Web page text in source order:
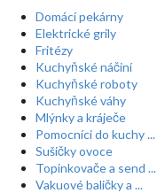
Domácí pekárny
Elektrické grily
Fritézy
Kuchyňské náčiní
Kuchyňské roboty
Kuchyňské váhy
Mlýnky a kráječe
Pomocníci do kuchy ...
Sušičky ovoce
Topinkovače a send ...
Vakuové baličky a ...